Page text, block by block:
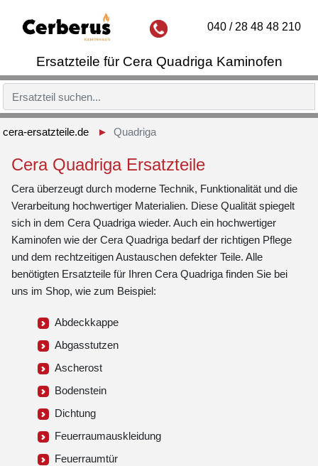
Ersatzteile für Cera Quadriga Kaminofen
040 / 28 48 48 210
cera-ersatzteile.de Quadriga
Cera Quadriga Ersatzteile
Cera überzeugt durch moderne Technik, Funktionalität und die
Verarbeitung hochwertiger Materialien. Diese Qualität spiegelt
sich in dem Cera Quadriga wieder. Auch ein hochwertiger
Kaminofen wie der Cera Quadriga bedarf der richtigen Pflege
und dem rechtzeitigen Austauschen defekter Teile. Alle
benötigten Ersatzteile für Ihren Cera Quadriga finden Sie bei
uns im Shop, wie zum Beispiel:
Abdeckkappe
Abgasstutzen
Ascherost
Bodenstein
Dichtung
Feuerraumauskleidung
Feuerraumtür